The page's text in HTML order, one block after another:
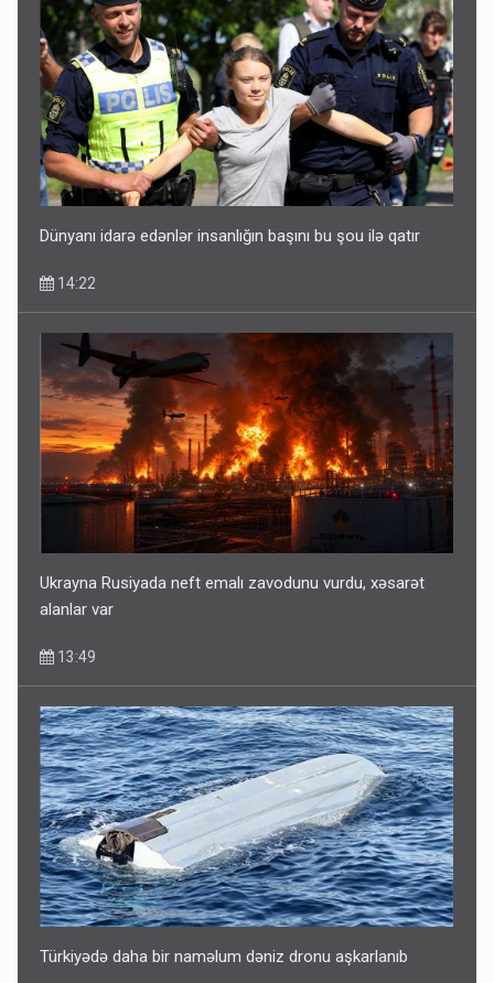
Dünyanı idarə edənlər insanlığın başını bu şou ilə qatır
14:22
Ukrayna Rusiyada neft emalı zavodunu vurdu, xəsarət
alanlar var
13:49
Türkiyədə daha bir naməlum dəniz dronu aşkarlanıb